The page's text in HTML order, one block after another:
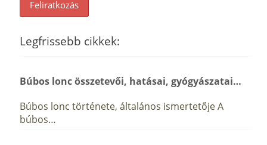
Legfrissebb cikkek:
Búbos lonc összetevői, hatásai, gyógyászatai…
Búbos lonc története, általános ismertetője A
búbos…